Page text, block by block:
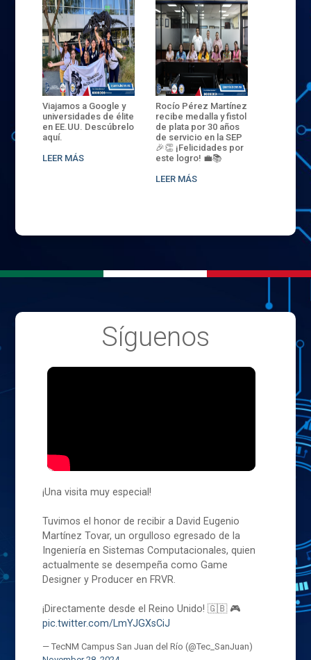
Viajamos a Google y
universidades de élite
en EE.UU. Descúbrelo
aquí.
LEER MÁS
Rocío Pérez Martínez
recibe medalla y fistol
de plata por 30 años
de servicio en la SEP
🎉👏 ¡Felicidades por
este logro! 💼📚
LEER MÁS
ENECB-
del
batalla.
32
sede
Síguenos
¡Una visita muy especial!
Tuvimos el honor de recibir a David Eugenio
Martínez Tovar, un orgulloso egresado de la
Ingeniería en Sistemas Computacionales, quien
actualmente se desempeña como Game
Designer y Producer en FRVR.
¡Directamente desde el Reino Unido! 🇬🇧 🎮
pic.twitter.com/LmYJGXsCiJ
— TecNM Campus San Juan del Río (@Tec_SanJuan)